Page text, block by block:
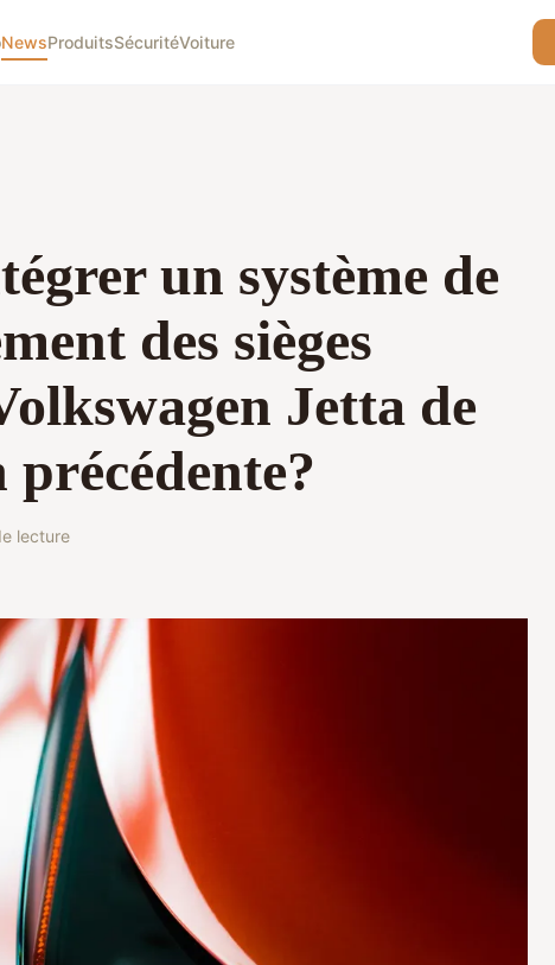
NewsProduitsSécuritéVoiture
un système de
des sièges
Jetta de
lecture